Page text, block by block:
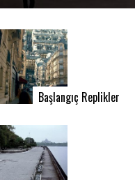
Başlangıç Replikler